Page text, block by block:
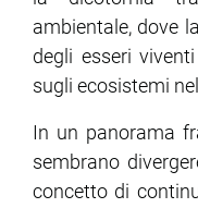
ambientale, dove
degli esseri
sugli ecosistemi
In un panorama
sembrano
concetto di